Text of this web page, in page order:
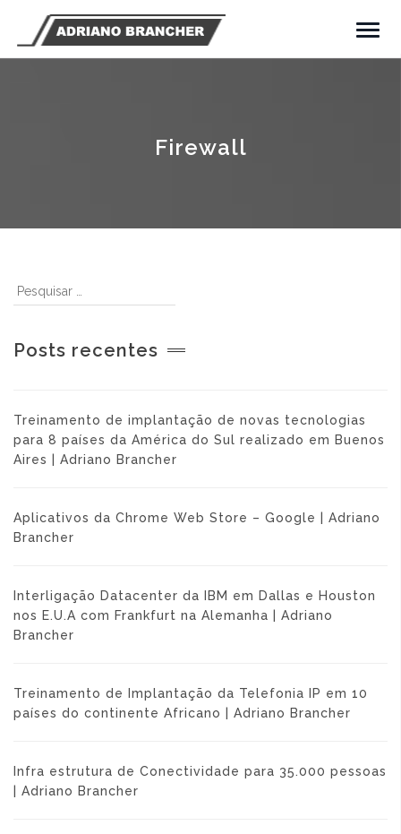
Firewall
Posts recentes
Treinamento de implantação de novas tecnologias
para 8 países da América do Sul realizado em Buenos
Aires | Adriano Brancher
Aplicativos da Chrome Web Store – Google | Adriano
Brancher
Interligação Datacenter da IBM em Dallas e Houston
nos E.U.A com Frankfurt na Alemanha | Adriano
Brancher
Treinamento de Implantação da Telefonia IP em 10
países do continente Africano | Adriano Brancher
Infra estrutura de Conectividade para 35.000 pessoas
| Adriano Brancher